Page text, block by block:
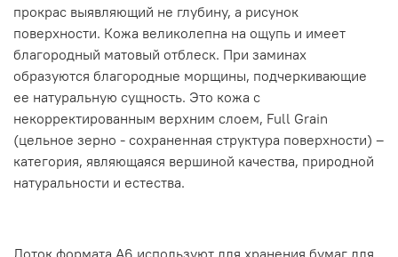
прокрас выявляющий не глубину, а рисунок
поверхности. Кожа великолепна на ощупь и имеет
благородный матовый отблеск. При заминах
образуются благородные морщины, подчеркивающие
ее натуральную сущность. Это кожа с
некорректированным верхним слоем, Full Grain
(цельное зерно - сохраненная структура поверхности) –
категория, являющаяся вершиной качества, природной
натуральности и естества.
Лоток формата А6 используют для хранения бумаг для